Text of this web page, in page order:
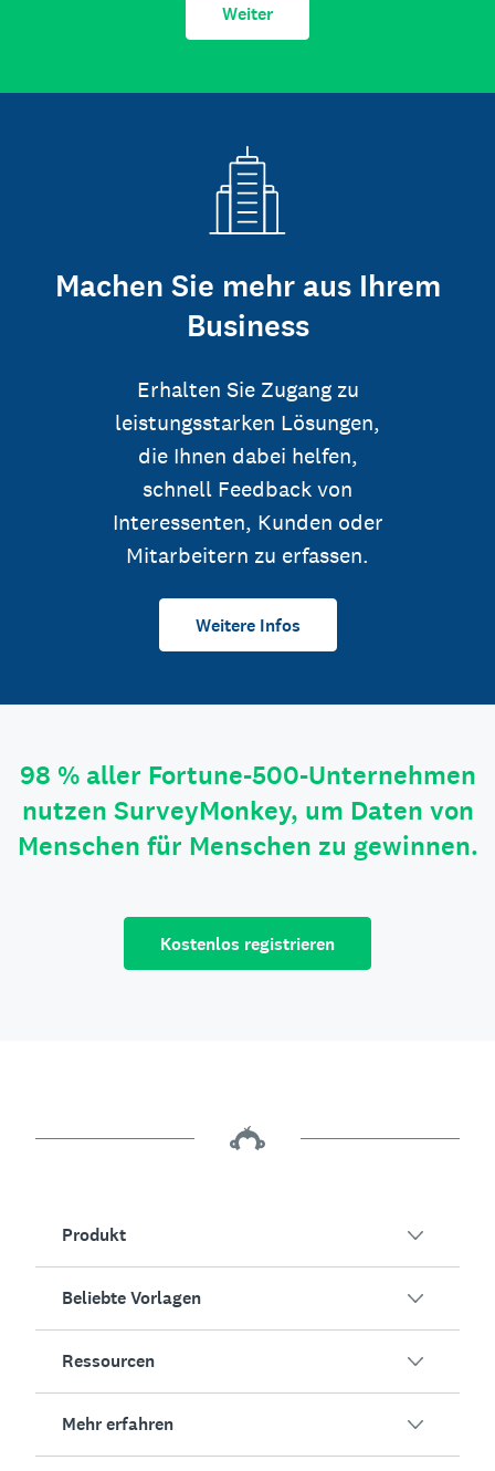
Weiter
Machen Sie mehr aus Ihrem
Business
Erhalten Sie Zugang zu
leistungsstarken Lösungen,
die Ihnen dabei helfen,
schnell Feedback von
Interessenten, Kunden oder
Mitarbeitern zu erfassen.
Weitere Infos
98 % aller Fortune-500-Unternehmen
nutzen SurveyMonkey, um Daten von
Menschen für Menschen zu gewinnen.
Kostenlos registrieren
Produkt
Umfragen
KI-Umfragegenerator
Online-Formulare
Beliebte Vorlagen
Mitarbeiterengagement
Event-Feedback
Ressourcen
Mehr erfahren